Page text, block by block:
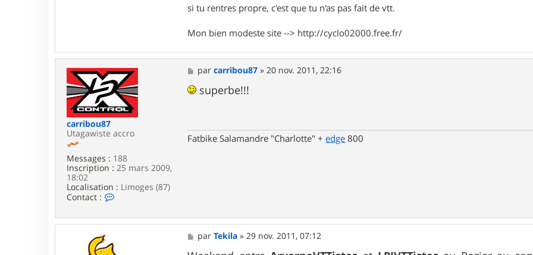
t
e
r
t
e
d
0
2
si tu rentres propre, c'est que tu n'as pas fait de vtt.
Mon bien modeste site --> http://cyclo02000.free.fr/
carribou87
Utagawiste accro
Messages : 188
Inscription : 25 mars 2009,
18:02
Localisation : Limoges (87)
Contact :
t
M
e
s
parcarribou87 »20 nov. 2011, 22:16
superbe!!!
Fatbike Salamandre "Charlotte" +edge 800
M
e
parTekila »29 nov. 2011, 07:12